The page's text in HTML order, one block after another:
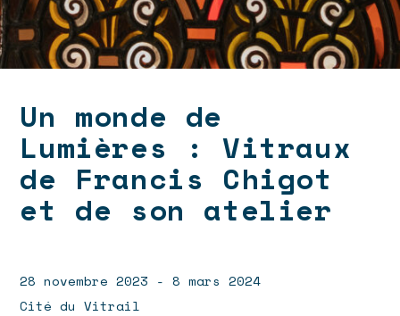
Un monde de
Lumières : Vitraux
de Francis Chigot
et de son atelier
28 novembre 2023 - 8 mars 2024
Cité du Vitrail